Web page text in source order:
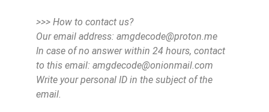
>>> How to contact us?
Our email address: amgdecode@proton.me
In case of no answer within 24 hours, contact
to this email: amgdecode@onionmail.com
Write your personal ID in the subject of the
email.